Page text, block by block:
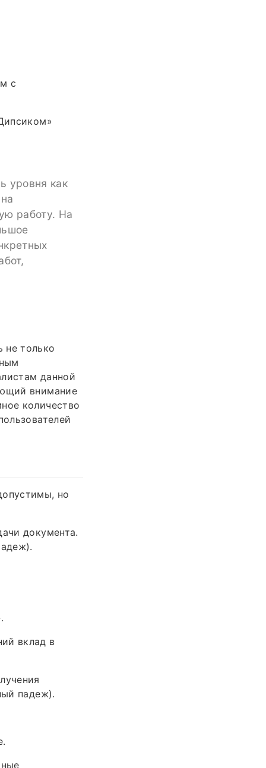
с
уровня как
работу. На
не только
данной
внимание
количество
но
документа.
вклад в
падеж).